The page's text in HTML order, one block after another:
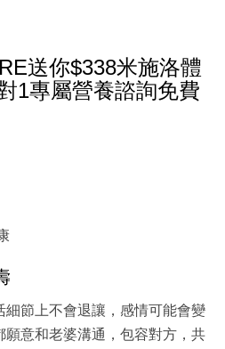
送你$338米施洛體
1專屬營養諮詢免費
節上不會退讓，感情可能會變
願意和老婆溝通，包容對方，共